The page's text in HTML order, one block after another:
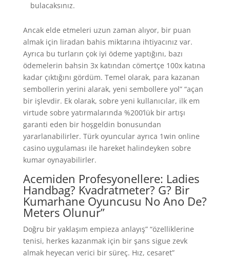
bulacaksınız.
Ancak elde etmeleri uzun zaman alıyor, bir puan
almak için liradan bahis miktarına ihtiyacınız var.
Ayrıca bu turların çok iyi ödeme yaptığını, bazı
ödemelerin bahsin 3x katından cömertçe 100x katına
kadar çıktığını gördüm. Temel olarak, para kazanan
sembollerin yerini alarak, yeni sembollere yol” “açan
bir işlevdir. Ek olarak, sobre yeni kullanıcılar, ilk em
virtude sobre yatırmalarında %200’lük bir artışı
garanti eden bir hoşgeldin bonusundan
yararlanabilirler. Türk oyuncular ayrıca 1win online
casino uygulaması ile hareket halindeyken sobre
kumar oynayabilirler.
Acemiden Profesyonellere: Ladies
Handbag? Kvadratmeter? G? Bir
Kumarhane Oyuncusu No Ano De?
Meters Olunur”
Doğru bir yaklaşım empieza anlayış” “özelliklerine
tenisi, herkes kazanmak için bir şans sigue zevk
almak heyecan verici bir süreç. Hız, cesaret”